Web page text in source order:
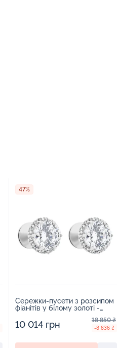
47%
Сережки-пусети з розсипом
фіанітів у білому золоті -
10 014 грн 18 850 ₴
-8 836 ₴